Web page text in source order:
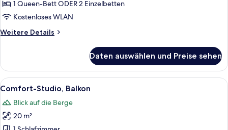
oder
-
Balkon
1 Queen-Bett ODER 2 Einzelbetten
Kostenloses WLAN
Weitere Details
Weitere
Doppel-
oder
-
Balkon
Daten auswählen und Preise sehen
Alle
Fotos
für
Comfort-
Ein Hotelzimmer mit Bett,
39
Comfort-Studio, Balkon
Blick auf die Berge
20 m²